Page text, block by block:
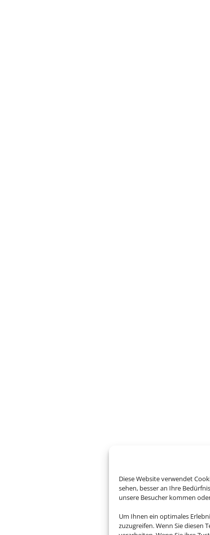
Diese Website verwendet
sehen, besser an Ihre
unsere Besucher kommen
Um Ihnen ein optimales
zuzugreifen. Wenn Sie diesen